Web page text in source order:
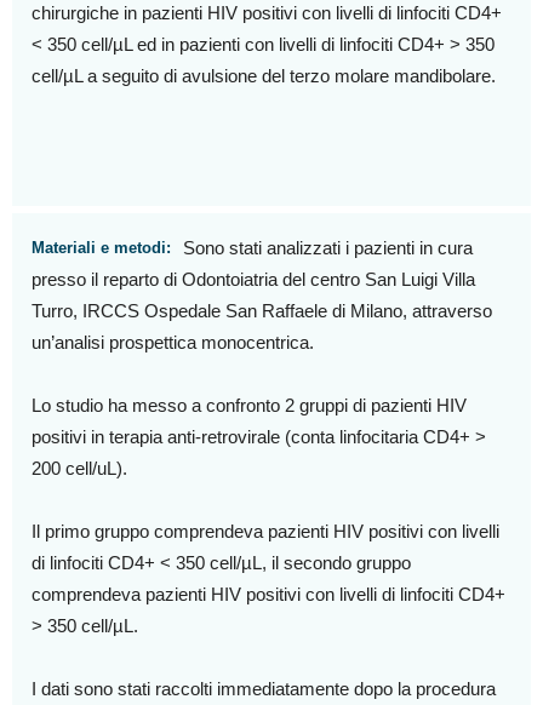
chirurgiche in pazienti HIV positivi con livelli di linfociti CD4+
< 350 cell/µL ed in pazienti con livelli di linfociti CD4+ > 350
cell/µL a seguito di avulsione del terzo molare mandibolare.
Materiali e metodi:
Sono stati analizzati i pazienti in cura
presso il reparto di Odontoiatria del centro San Luigi Villa
Turro, IRCCS Ospedale San Raffaele di Milano, attraverso
un’analisi prospettica monocentrica.
Lo studio ha messo a confronto 2 gruppi di pazienti HIV
positivi in terapia anti-retrovirale (conta linfocitaria CD4+ >
200 cell/uL).
Il primo gruppo comprendeva pazienti HIV positivi con livelli
di linfociti CD4+ < 350 cell/µL, il secondo gruppo
comprendeva pazienti HIV positivi con livelli di linfociti CD4+
> 350 cell/µL.
I dati sono stati raccolti immediatamente dopo la procedura